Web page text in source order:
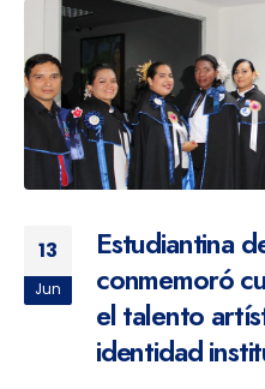
13
Jun
Estudiantina
conmemoró
el talento
identidad